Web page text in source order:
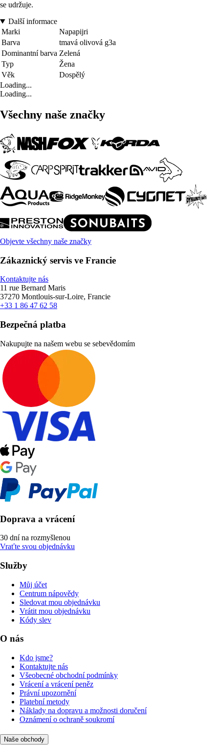
se udržuje.
Další informace
Marki
Napapijri
Barva
tmavá olivová g3a
Dominantní barva Zelená
Typ
Žena
Věk
Dospělý
Loading...
Loading...
Všechny naše značky
Objevte všechny naše značky
Zákaznický servis ve Francie
Kontaktujte nás
11 rue Bernard Maris
37270 Montlouis-sur-Loire, Francie
+33 1 86 47 62 58
Bezpečná platba
Nakupujte na našem webu se sebevědomím
Doprava a vrácení
30 dní na rozmyšlenou
Vraťte svou objednávku
Služby
Můj účet
Centrum nápovědy
Sledovat mou objednávku
Vrátit mou objednávku
Kódy slev
O nás
Kdo jsme?
Kontaktujte nás
Všeobecné obchodní podmínky
Vrácení a vrácení peněz
Právní upozornění
Platební metody
Náklady na dopravu a možnosti doručení
Oznámení o ochraně soukromí
Naše obchody